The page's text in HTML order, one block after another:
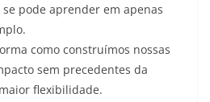
pode aprender em apenas
como construímos nossas
sem precedentes da
flexibilidade.